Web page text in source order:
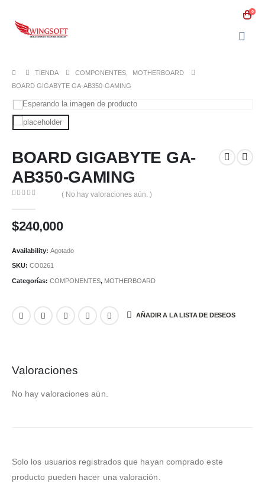
0
TIENDA COMPONENTES
MOTHERBOARD
BOARD GIGABYTE GA-AB350-GAMING
BOARD GIGABYTE GA-
AB350-GAMING
( No hay valoraciones aún. )
$240,000
Availability: Agotado
SKU: CO0261
Categorías: COMPONENTES, MOTHERBOARD
AÑADIR A LA LISTA DE DESEOS
Valoraciones
No hay valoraciones aún.
Solo los usuarios registrados que hayan comprado este
producto pueden hacer una valoración.